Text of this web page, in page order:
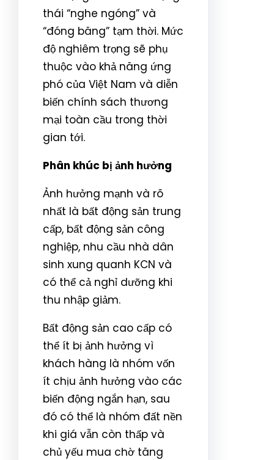
thái “nghe ngóng” và
“đóng băng” tạm thời. Mức
độ nghiêm trọng sẽ phụ
thuộc vào khả năng ứng
phó của Việt Nam và diễn
biến chính sách thương
mại toàn cầu trong thời
gian tới.
Phân khúc bị ảnh hưởng
Ảnh hưởng mạnh và rõ
nhất là bất động sản trung
cấp, bất động sản công
nghiệp, nhu cầu nhà dân
sinh xung quanh KCN và
có thể cả nghỉ dưỡng khi
thu nhập giảm.
Bất động sản cao cấp có
thể ít bị ảnh hưởng vì
khách hàng là nhóm vốn
ít chịu ảnh hưởng vào các
biến động ngắn hạn, sau
đó có thể là nhóm đất nền
khi giá vẫn còn thấp và
chủ yếu mua chờ tăng